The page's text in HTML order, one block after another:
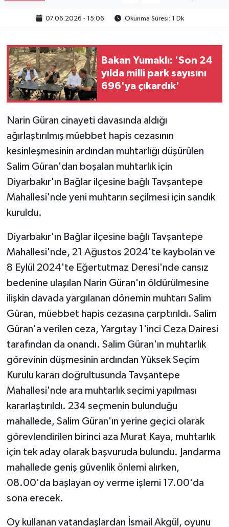
07.06.2026 - 15:06 Okunma Süresi: 1 Dk
Bakan Yumaklı: 'Son 24
yılda milli park sayısını
696'ya çıkardık'
Narin Güran cinayeti davasında aldığı
ağırlaştırılmış müebbet hapis cezasının
kesinleşmesinin ardından muhtarlığı düşürülen
Salim Güran'dan boşalan muhtarlık için
Diyarbakır'ın Bağlar ilçesine bağlı Tavşantepe
Mahallesi'nde yeni muhtarın seçilmesi için sandık
kuruldu.
Diyarbakır'ın Bağlar ilçesine bağlı Tavşantepe
Mahallesi'nde, 21 Ağustos 2024'te kaybolan ve
8 Eylül 2024'te Eğertutmaz Deresi'nde cansız
bedenine ulaşılan Narin Güran'ın öldürülmesine
ilişkin davada yargılanan dönemin muhtarı Salim
Güran, müebbet hapis cezasına çarptırıldı. Salim
Güran'a verilen ceza, Yargıtay 1'inci Ceza Dairesi
tarafından da onandı. Salim Güran'ın muhtarlık
görevinin düşmesinin ardından Yüksek Seçim
Kurulu kararı doğrultusunda Tavşantepe
Mahallesi'nde ara muhtarlık seçimi yapılması
kararlaştırıldı. 234 seçmenin bulunduğu
mahallede, Salim Güran'ın yerine geçici olarak
görevlendirilen birinci aza Murat Kaya, muhtarlık
için tek aday olarak başvuruda bulundu. Jandarma
mahallede geniş güvenlik önlemi alırken,
08.00'da başlayan oy verme işlemi 17.00'da
sona erecek.
Oy kullanan vatandaşlardan İsmail Akgül, oyunu